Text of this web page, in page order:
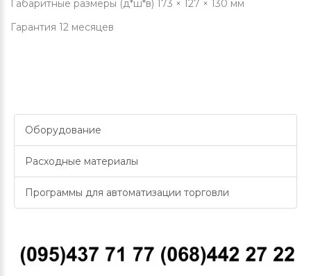
Габаритные размеры (д*ш*в) 173 × 127 × 130 мм
Гарантия 12 месяцев
Оборудование
Расходные материалы
Программы для автоматизации торговли